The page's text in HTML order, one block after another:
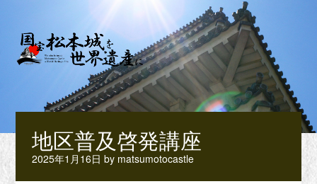
地区普及啓発講座
2025年1月16日 by matsumotocastle